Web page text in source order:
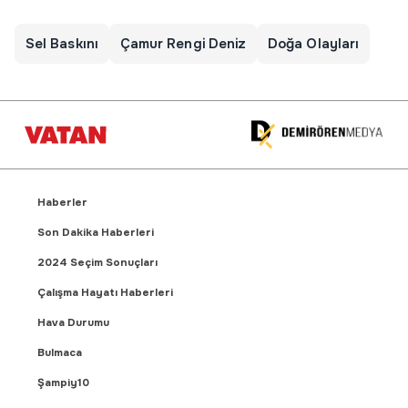
Sel Baskını Çamur Rengi Deniz Doğa Olayları
Haberler
Son Dakika Haberleri
2024 Seçim Sonuçları
Çalışma Hayatı Haberleri
Hava Durumu
Bulmaca
Şampiy10